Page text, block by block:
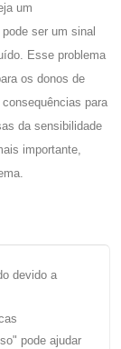
um
ser um sinal
Esse problema
os donos de
para
da sensibilidade
importante,
devido a
pode ajudar